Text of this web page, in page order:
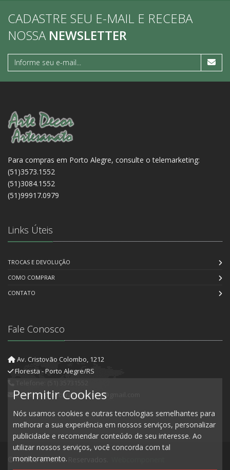
CADASTRE SEU E-MAIL E RECEBA
NOSSA NEWSLETTER
Para compras em Porto Alegre, consulte o telemarketing:
(51)3573.1552
(51)3084.1552
(51)99917.0979
Links Úteis
TROCAS E DEVOLUÇÃO
COMO COMPRAR
CONTATO
Fale Conosco
Av. Cristovão Colombo, 1212
Floresta - Porto Alegre/RS
E-mail: artedecorartesanato@gmail.com
© Todos Direitos Reservados.
Permitir Cookies
Nós usamos cookies e outras tecnologias semelhantes para
melhorar a sua experiência em nossos serviços, personalizar
publicidade e recomendar conteúdo de seu interesse. Ao
utilizar nossos serviços, você concorda com tal
monitoramento.